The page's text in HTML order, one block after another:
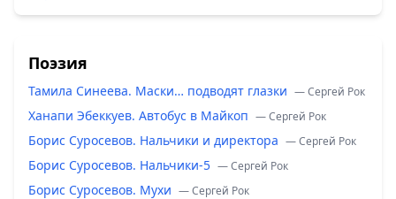
Поэзия
Тамила Синеева. Маски… подводят глазки — Сергей Рок
Ханапи Эбеккуев. Автобус в Майкоп — Сергей Рок
Борис Суросевов. Нальчики и директора — Сергей Рок
Борис Суросевов. Нальчики-5 — Сергей Рок
Борис Суросевов. Мухи — Сергей Рок